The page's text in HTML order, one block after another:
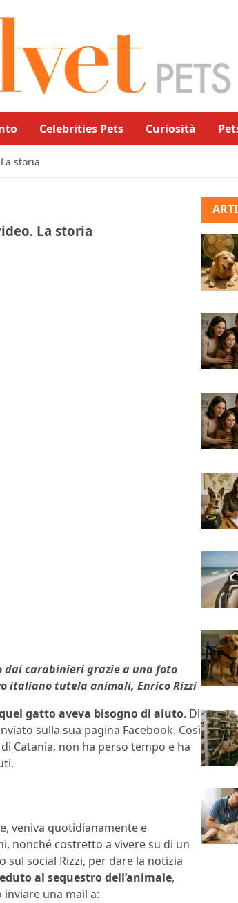
Celebrities Pets Curiosità
storia
La storia
carabinieri grazie a una foto
italiano tutela animali, Enrico Rizzi
gatto aveva bisogno di aiuto. Di
sulla sua pagina Facebook. Così
Catania, non ha perso tempo e ha
veniva quotidianamente e
nonché costretto a vivere su di un
sul social Rizzi, per dare la notizia
al sequestro dell’animale,
una mail a: